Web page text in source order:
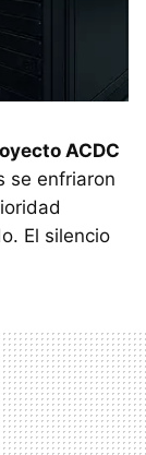
ACDC
se enfriaron
El silencio